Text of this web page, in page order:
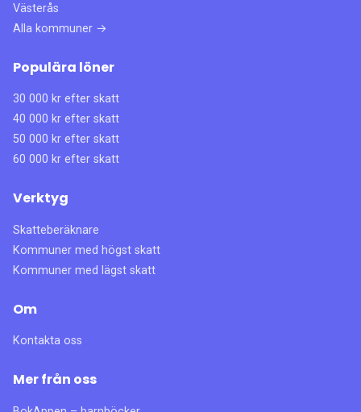
Västerås
Alla kommuner →
Populära löner
30 000 kr efter skatt
40 000 kr efter skatt
50 000 kr efter skatt
60 000 kr efter skatt
Verktyg
Skatteberäknare
Kommuner med högst skatt
Kommuner med lägst skatt
Om
Kontakta oss
Mer från oss